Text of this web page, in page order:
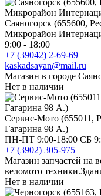
Саяногорск (655600,
Микрорайон
9:00 - 18:00
+7 (39042) 2-69-69
kaskadsayan@mail.ru
Магазин в городе
Нет в наличии
Сервис-Мото (655011,
Гагарина 98 А.)
ПН-ПТ 9:00-18:00 СБ
+7 (3902) 305-975
Магазин запчастей на
веломото
Нет в наличии